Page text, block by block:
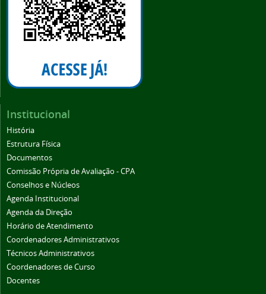
Institucional
História
Estrutura Física
Documentos
Comissão Própria de Avaliação - CPA
Conselhos e Núcleos
Agenda Institucional
Agenda da Direção
Horário de Atendimento
Coordenadores Administrativos
Técnicos Administrativos
Coordenadores de Curso
Docentes